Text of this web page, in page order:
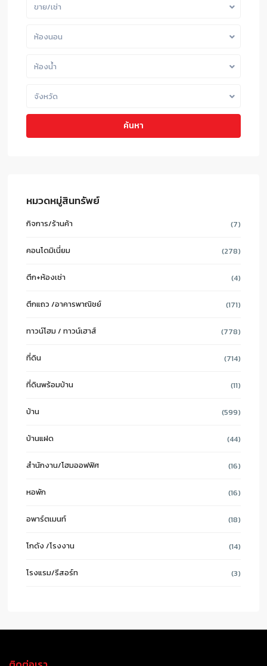
ขาย/เช่า
ห้องนอน
ห้องน้ำ
จังหวัด
ค้นหา
หมวดหมู่สินทรัพย์
กิจการ/ร้านค้า (7)
คอนโดมิเนี่ยม (278)
ตึก+ห้องเช่า (4)
ตึกแถว /อาคารพาณิชย์ (171)
ทาวน์โฮม / ทาวน์เฮาส์ (778)
ที่ดิน (714)
ที่ดินพร้อมบ้าน (11)
บ้าน (599)
บ้านแฝด (44)
สำนักงาน/โฮมออฟฟิศ (16)
หอพัก (16)
อพาร์ตเมนท์ (18)
โกดัง /โรงงาน (14)
โรงแรม/รีสอร์ท (3)